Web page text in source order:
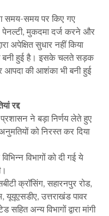
समय-समय पर किए गए
पेनल्टी, मुकदमा दर्ज करने और
अपेक्षित सुधार नहीं किया
बनी हुई है। इसके चलते सड़क
आपदा की आशंका भी बनी हुई
रद्द
ने बड़ा निर्णय लेते हुए
को निरस्त कर दिया
विभागों को दी गई ये
क्रॉसिंग, सहारनपुर रोड,
यूयूएसडीए, उत्तराखंड पावर
अन्य विभागों द्वारा मांगी